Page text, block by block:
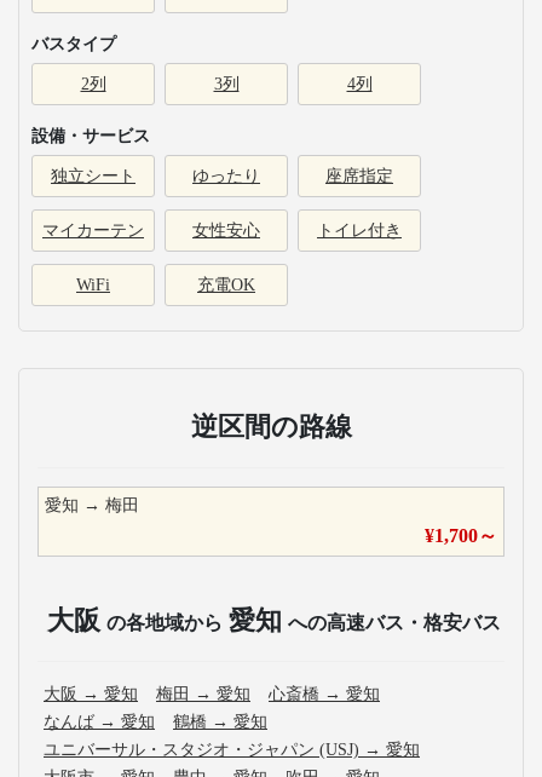
バスタイプ
2列 3列 4列
設備・サービス
独立シート ゆったり 座席指定
マイカーテン 女性安心 トイレ付き
WiFi 充電OK
逆区間の路線
愛知 → 梅田
¥1,700～
大阪 の各地域から 愛知 への高速バス・格安バス
大阪 → 愛知 梅田 → 愛知 心斎橋 → 愛知
なんば → 愛知 鶴橋 → 愛知
ユニバーサル・スタジオ・ジャパン (USJ) → 愛知